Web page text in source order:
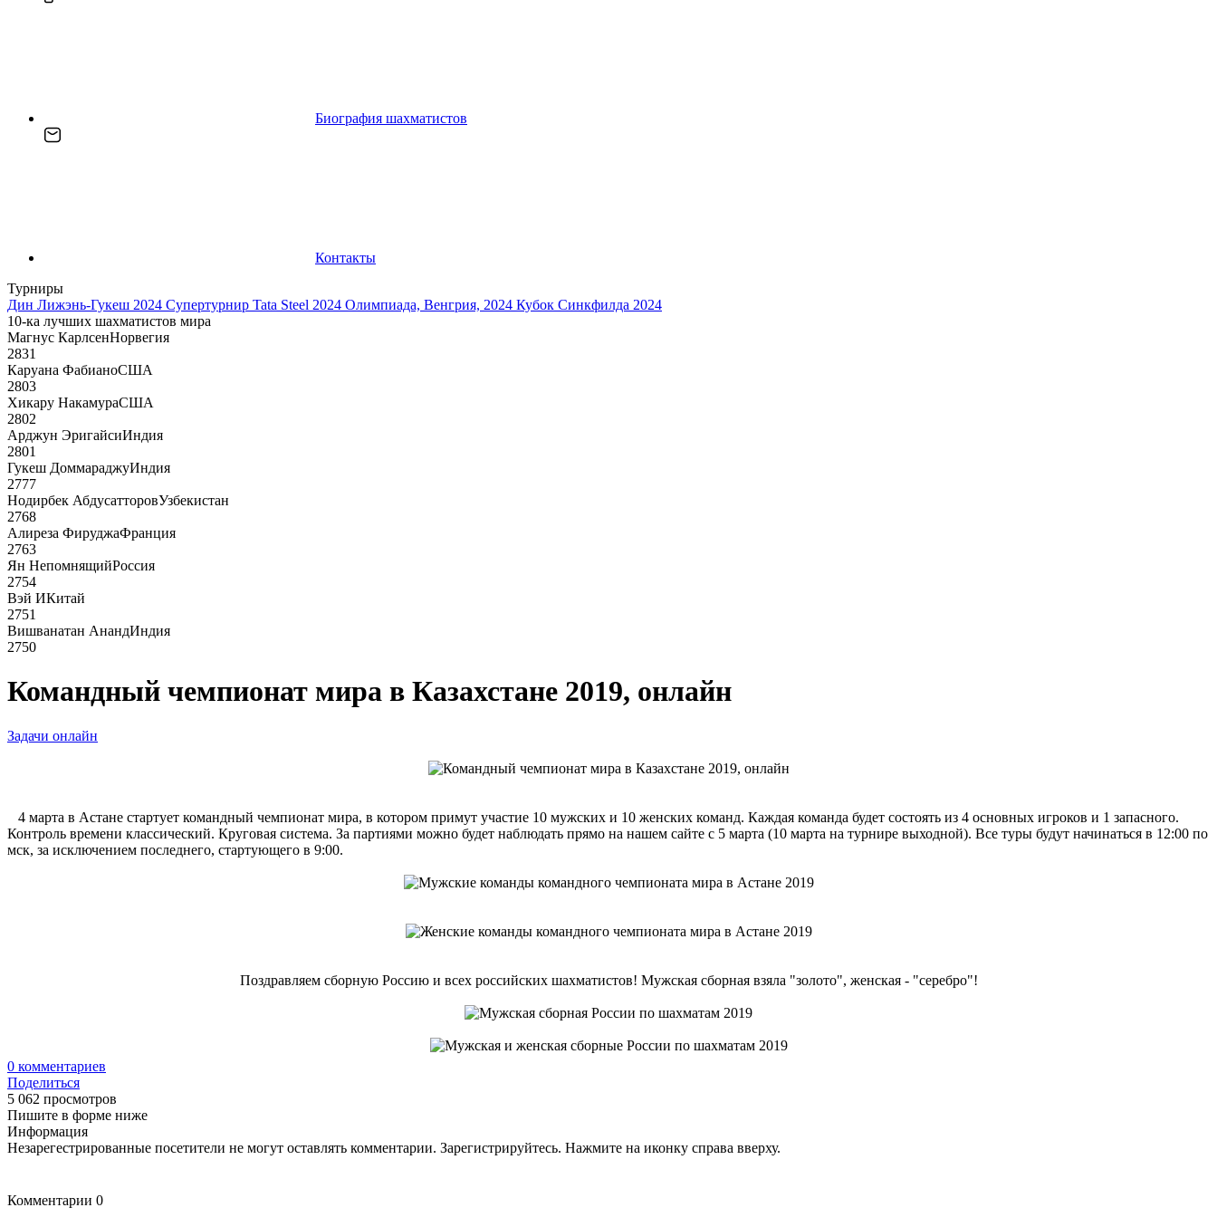
Биография шахматистов
Контакты
Турниры
Дин Лижэнь-Гукеш 2024 Супертурнир Tata Steel 2024 Олимпиада, Венгрия, 2024 Кубок Синкфилда 2024
10-ка лучших шахматистов мира
Магнус КарлсенНорвегия
2831
Каруана ФабианоСША
2803
Хикару НакамураСША
2802
Арджун ЭригайсиИндия
2801
Гукеш ДоммараджуИндия
2777
Нодирбек АбдусатторовУзбекистан
2768
Алиреза ФируджаФранция
2763
Ян НепомнящийРоссия
2754
Вэй ИКитай
2751
Вишванатан АнандИндия
2750
Командный чемпионат мира в Казахстане 2019, онлайн
Задачи онлайн
4 марта в Астане стартует командный чемпионат мира, в котором примут участие 10 мужских и 10 женских команд. Каждая команда будет состоять из 4 основных игроков и 1 запасного.
Контроль времени классический. Круговая система. За партиями можно будет наблюдать прямо на нашем сайте с 5 марта (10 марта на турнире выходной). Все туры будут начинаться в 12:00 по
мск, за исключением последнего, стартующего в 9:00.
Поздравляем сборную Россию и всех российских шахматистов! Мужская сборная взяла "золото", женская - "серебро"!
0 комментариев
Поделиться
5 062 просмотров
Пишите в форме ниже
Информация
Незарегестрированные посетители не могут оставлять комментарии. Зарегистрируйтесь. Нажмите на иконку справа вверху.
Комментарии 0